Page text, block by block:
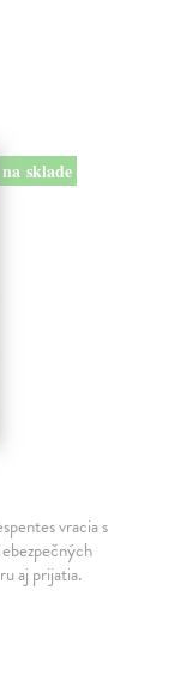
na sklade
vracia s
aj prijatia.